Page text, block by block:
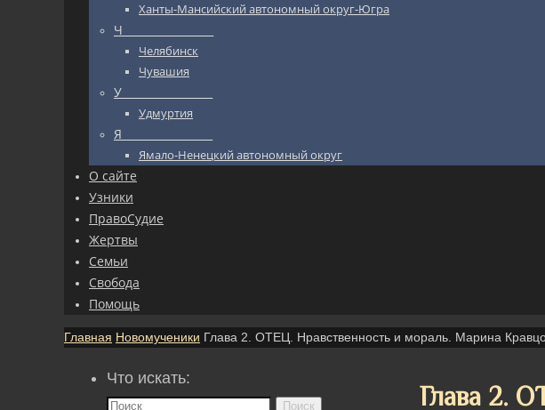
Ханты-Мансийский автономный округ-Югра
Ч_________________
Челябинск
Чувашия
У_________________
Удмуртия
Я_________________
Ямало-Ненецкий автономный округ
О сайте
Узники
ПравоСудие
Жертвы
Семьи
Свобода
Помощь
Главная Новомученики Глава 2. ОТЕЦ. Нравственность и мораль. Марина
Глава 2.
Что искать:
Поиск